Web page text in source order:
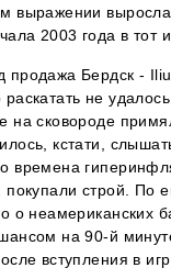
выражении
2003 года в тот
продажа Бердск -
не
на сковороде
кстати,
времена
строй. По
о неамериканских
на 90-й
вступления в